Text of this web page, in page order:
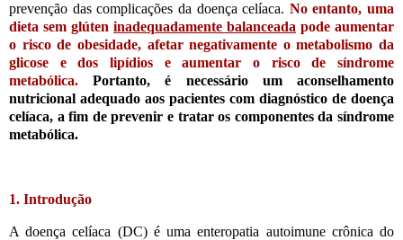
prevenção das complicações da doença celíaca. No entanto, uma
dieta sem glúten inadequadamente balanceada pode aumentar
o risco de obesidade, afetar negativamente o metabolismo da
glicose e dos lipídios e aumentar o risco de síndrome
metabólica.
Portanto, é necessário um aconselhamento
nutricional adequado aos pacientes com diagnóstico de doença
celíaca, a fim de prevenir e tratar os componentes da síndrome
metabólica.
1. Introdução
A doença celíaca (DC) é uma enteropatia autoimune crônica do